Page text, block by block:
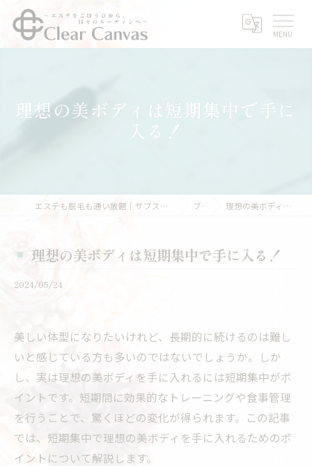
理想の美ボディは短期集中で手に
入る！
エステも脱毛も通い放題｜サブスクエステなら三重県亀山市のClear Canvas ブログ 理想の美ボディは短期集中で手に入る！
理想の美ボディは短期集中で手に入る！
2024/05/24
美しい体型になりたいけれど、長期的に続けるのは難し
いと感じている方も多いのではないでしょうか。しか
し、実は理想の美ボディを手に入れるには短期集中がポ
イントです。短期間に効果的なトレーニングや食事管理
を行うことで、驚くほどの変化が得られます。この記事
では、短期集中で理想の美ボディを手に入れるためのポ
イントについて解説します。